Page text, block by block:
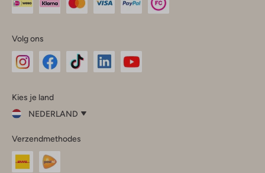
Volg ons
InstagramFacebook
Kies je land
NEDERLAND
je
land
Nederland
Verzendmethodes